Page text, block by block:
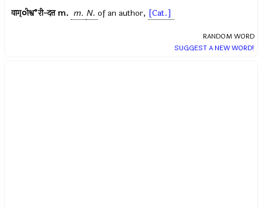
वाग्ीश्व°री-दत्तm. m. N. of an author, [Cat.]
RANDOM WORD
SUGGEST A NEW WORD!